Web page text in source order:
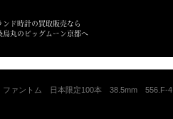
ンド時計の買取販売なら
烏丸のビッグムーン京都へ
ァントム 日本限定100本 38.5mm 556.F-4